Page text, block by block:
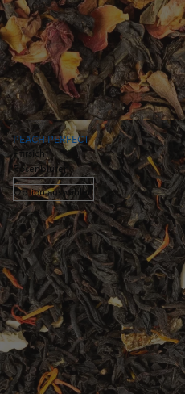
PEACH PERFECT
Pfirsich ·
Rosenblüten
Option auswählen